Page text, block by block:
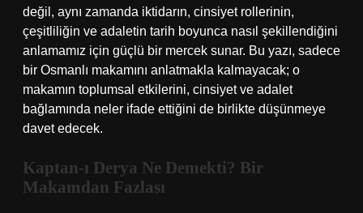
değil, aynı zamanda iktidarın, cinsiyet rollerinin,
çeşitliliğin ve adaletin tarih boyunca nasıl şekillendiğini
anlamamız için güçlü bir mercek sunar. Bu yazı, sadece
bir Osmanlı makamını anlatmakla kalmayacak; o
makamın toplumsal etkilerini, cinsiyet ve adalet
bağlamında neler ifade ettiğini de birlikte düşünmeye
davet edecek.
Kaptan-ı Derya Ne Demekti? Bir
Makamdan Fazlası